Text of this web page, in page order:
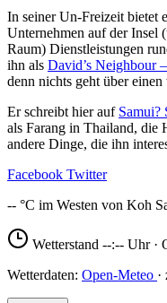
In seiner Un-Freizeit bietet
Unternehmen auf der Insel
Raum) Dienstleistungen
ihn als David’s Neighbour
denn nichts geht über
Er schreibt hier auf Samui?
als Farang in Thailand, die
andere Dinge, die ihn
Facebook Twitter
--
Wetterstand --:-- Uhr ·
Open-Meteo